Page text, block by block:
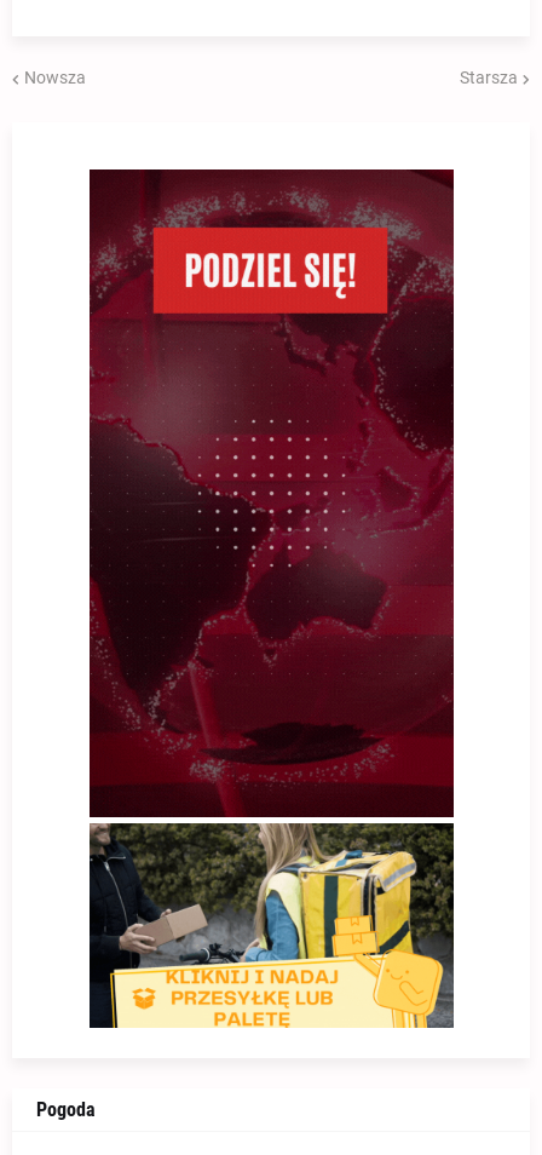
Nowsza Starsza
Pogoda